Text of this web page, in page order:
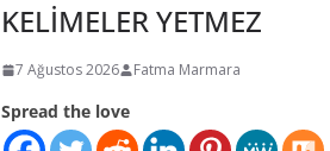
KELİMELER YETMEZ
7 Ağustos 2026 Fatma Marmara
Spread the love